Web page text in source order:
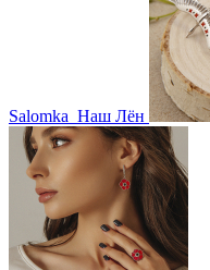
Salomka Наш Лён